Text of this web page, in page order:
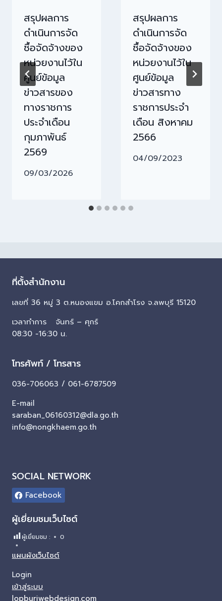
สรุปผลการ
ดำเนินการจัด
ซื้อจัดจ้างของ
หน่วยงานไว้ใน
ศูนย์ข้อมูล
ข่าวสารของ
ทางราชการ
ประจำเดือน
กุมภาพันธ์
2569
09/03/2026
สรุปผลการ
ดำเนินการจัด
ซื้อจัดจ้างของ
หน่วยงานไว้ใน
ศูนย์ข้อมูล
ข่าวสารทาง
ราชการประจำ
เดือน สิงหาคม
2566
04/09/2023
ที่ตั้งสำนักงาน
เลขที่ 36 หมู่ 3 ต.หนองแขม อ.โคกสำโรง จ.ลพบุรี 15120
เวลาทำการ จันทร์ – ศุกร์
08:30 -16:30 น.
โทรศัพท์ / โทรสาร
036-706063 / 061-6787509
E-mail
saraban_06160312@dla.go.th
info@nongkhaem.go.th
SOCIAL NETWORK
Facebook
ผู้เยี่ยมชมเว็บไซต์
ผู้เยี่ยมชม : 0
แผนผังเว็บไซต์
Login
เข้าสู่ระบบ
lopburiwebdesign.com